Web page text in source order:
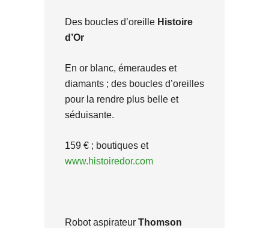
Des boucles d’oreille Histoire
d’Or
En or blanc, émeraudes et
diamants ; des boucles d’oreilles
pour la rendre plus belle et
séduisante.
159 € ; boutiques et
www.histoiredor.com
Robot aspirateur Thomson